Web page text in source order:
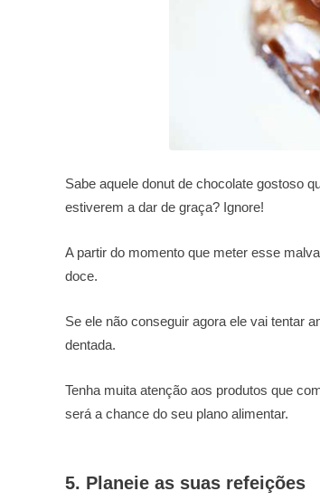
Sabe aquele donut de chocolate gostoso
estiverem a dar de graça? Ignore!
A partir do momento que meter esse
doce.
Se ele não conseguir agora ele vai tentar
dentada.
Tenha muita atenção aos produtos que
será a chance do seu plano alimentar.
5. Planeie as suas refeições